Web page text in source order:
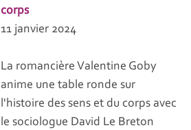
corps
11 janvier 2024
La romancière Valentine Goby
anime une table ronde sur
l'histoire des sens et du corps avec
le sociologue David Le Breton